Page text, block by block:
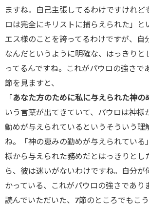
ますね。自己主張してるわけですけれど
ロは完全にキリストに捕らえられた」と
エス様のことを誇ってるわけですが、自
なんだというように明確な、はっきりと
ってるんですね。これがパウロの強さで
節を見ますと、
「あなた方のために私に与えられた神の
いう言葉が出てきていて、パウロは神様
勤めが与えられているというそういう理
ね。「神の恵みの勤めが与えられている
様から与えられた務めだとはっきりとし
ら、彼は迷いがないわけですね。自分が
かっている、これがパウロの強さであり
読んでいただいた、7節のところでもこ